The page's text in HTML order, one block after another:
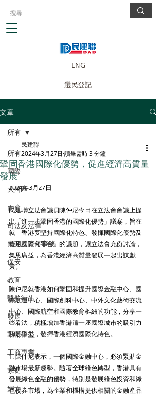
ENG
選民登記
文章
所有
國際
大灣區
兩會
司法及法律
民政及青年事務
保安
教育
醫務衛生
發展
動物權益
工商專業
家庭
婦女
所有
鞏固香港國際化優勢，促進經濟高質量
發展
民建聯
2024年3月27日 讀畢需時 3 分鐘
2024年3月27日
民建聯立法會議員陳仲尼今日在立法會會議上提
出「進一步鞏固香港的國際化優勢」議案，旨在
就「香港要堅持國際化特色、發揮國際化優勢及
善用國際化平台」的議題，讓立法會充份討論，
集思廣益，為香港經濟高質量發展一起出謀獻
策。
陳仲尼就香港如何鞏固和提升國際金融中心、國
際航運中心、國際創科中心、中外文化藝術交流
中心、國際航空和國際教育樞紐的功能，分享一
些看法，積極增加香港這一座國際城市的吸引力
和競爭力，發揮香港經濟國際化特色。
1. 陳仲尼表示，一個國際金融中心，必須緊貼金
融市場最新趨勢。隨著全球綠色轉型，香港具有
發展綠色金融的優勢，特別是發展綠色投資和綠
色債券市場，為企業和機構提供相關的金融產品